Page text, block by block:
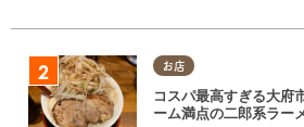
お店
コスパ最高すぎる大府
ーム満点の二郎系ラー